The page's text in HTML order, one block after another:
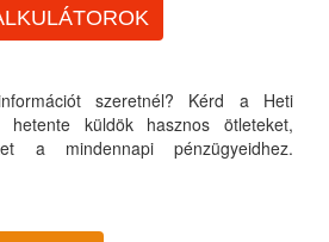
szeretnél? Kérd a Heti
hetente küldök hasznos ötleteket,
a mindennapi pénzügyeidhez.